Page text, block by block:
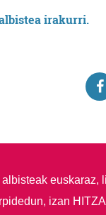
irakurri.
euskaraz,
izan